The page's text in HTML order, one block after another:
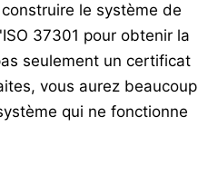
le système de
37301 pour obtenir la
seulement un certificat
vous aurez beaucoup
qui ne fonctionne